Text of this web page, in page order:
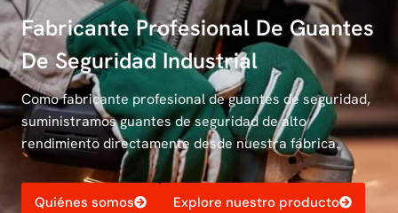
Fabricante Profesional De Guantes
De Seguridad Industrial
Como fabricante profesional de guantes de seguridad,
suministramos guantes de seguridad de alto
rendimiento directamente desde nuestra fábrica.
Quiénes somos Explore nuestro producto